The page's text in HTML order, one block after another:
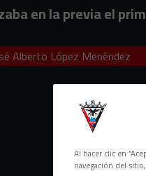
en la previa el
Alberto López Menéndez
Al hacer clic en
navegación del